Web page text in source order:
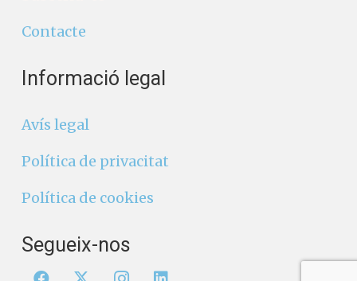
Contacte
Informació legal
Avís legal
Política de privacitat
Política de cookies
Segueix-nos